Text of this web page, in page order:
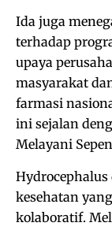
Ida juga
terhadap
upaya
masyarakat
farmasi
ini sejalan
Melayani
kesehatan
kolaboratif.